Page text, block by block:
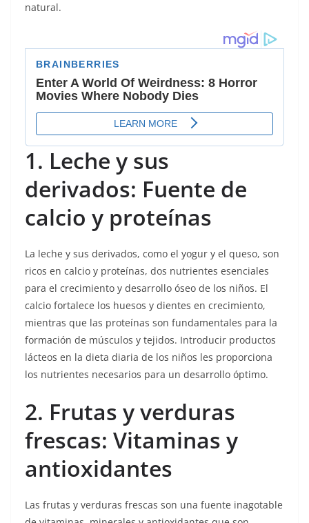
natural.
1. Leche y sus
derivados: Fuente de
calcio y proteínas
La leche y sus derivados, como el yogur y el queso, son
ricos en calcio y proteínas, dos nutrientes esenciales
para el crecimiento y desarrollo óseo de los niños. El
calcio fortalece los huesos y dientes en crecimiento,
mientras que las proteínas son fundamentales para la
formación de músculos y tejidos. Introducir productos
lácteos en la dieta diaria de los niños les proporciona
los nutrientes necesarios para un desarrollo óptimo.
2. Frutas y verduras
frescas: Vitaminas y
antioxidantes
Las frutas y verduras frescas son una fuente inagotable